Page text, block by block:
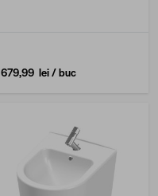
679,99 lei/ buc